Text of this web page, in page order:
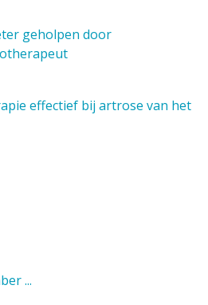
geholpen door
effectief bij artrose van het
...